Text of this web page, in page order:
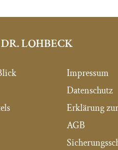
LOHBECK
Impressum
Datenschutz
Erklärung
AGB